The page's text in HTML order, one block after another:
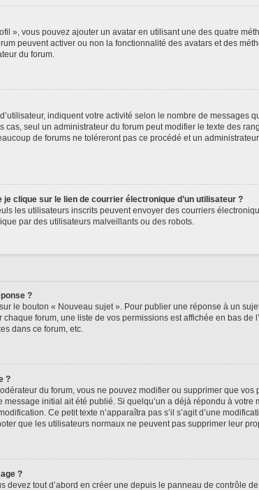
», vous pouvez ajouter un avatar en utilisant une des quatre
peuvent activer ou non la fonctionnalité des avatars et des
du forum.
indiquent votre activité selon le nombre de
seul un administrateur du forum peut modifier le texte des
de forums ne toléreront pas ce procédé et un
clique sur le lien de courrier électronique d’un utilisateur ?
les utilisateurs inscrits peuvent envoyer des courriers
par des utilisateurs malveillants ou des robots.
?
le bouton « Nouveau sujet ». Pour publier une réponse à un
forum, une liste de vos permissions est affichée en bas
dans ce forum, etc.
?
du forum, vous ne pouvez modifier ou supprimer que
initial ait été publié. Si quelqu’un a déjà répondu à
Ce petit texte n’apparaîtra pas s’il s’agit d’une
que les utilisateurs normaux ne peuvent pas supprimer leur
?
devez tout d’abord en créer une depuis le panneau de contrôle